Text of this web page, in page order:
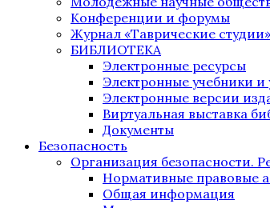
Конференции и форумы
Журнал «Таврические студии»
БИБЛИОТЕКА
Электронные ресурсы
Электронные учебники и
Электронные версии
Виртуальная выставка
Документы
Безопасность
Организация безопасности.
Нормативные правовые
Общая информация